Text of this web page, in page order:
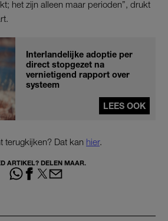
het zijn alleen maar perioden”, drukt
Interlandelijke adoptie per
direct stopgezet na
vernietigend rapport over
systeem
LEES OOK
terugkijken? Dat kan hier.
ARTIKEL? DELEN MAAR.